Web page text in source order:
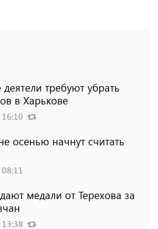
требуют убрать
в Харькове
осенью начнут считать
медали от Терехова за